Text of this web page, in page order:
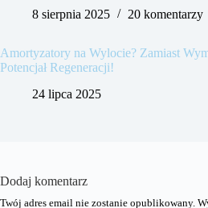
8 sierpnia 2025
20 komentarzy
Amortyzatory na Wylocie? Zamiast
Potencjał Regeneracji!
24 lipca 2025
Dodaj komentarz
Twój adres email nie zostanie opublikowany.